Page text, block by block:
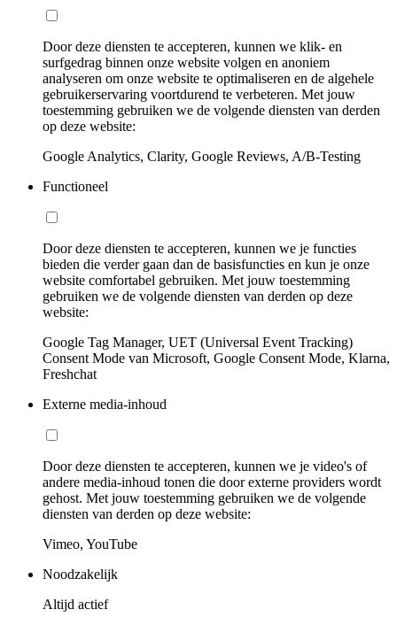
Door deze diensten te accepteren, kunnen we klik- en
surfgedrag binnen onze website volgen en anoniem
analyseren om onze website te optimaliseren en de algehele
gebruikerservaring voortdurend te verbeteren. Met jouw
toestemming gebruiken we de volgende diensten van derden
op deze website:
Google Analytics, Clarity, Google Reviews, A/B-Testing
Functioneel
Door deze diensten te accepteren, kunnen we je functies
bieden die verder gaan dan de basisfuncties en kun je onze
website comfortabel gebruiken. Met jouw toestemming
gebruiken we de volgende diensten van derden op deze
website:
Google Tag Manager, UET (Universal Event Tracking)
Consent Mode van Microsoft, Google Consent Mode, Klarna,
Freshchat
Externe media-inhoud
Door deze diensten te accepteren, kunnen we je video's of
andere media-inhoud tonen die door externe providers wordt
gehost. Met jouw toestemming gebruiken we de volgende
diensten van derden op deze website:
Vimeo, YouTube
Noodzakelijk
Altijd actief